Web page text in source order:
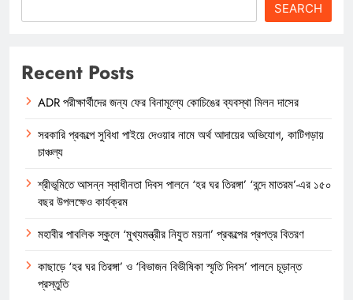
SEARCH
Recent Posts
ADR পরীক্ষার্থীদের জন্য ফের বিনামূল্যে কোচিঙের ব্যবস্থা মিলন দাসের
সরকারি প্রকল্পে সুবিধা পাইয়ে দেওয়ার নামে অর্থ আদায়ের অভিযোগ, কাটিগড়ায়
চাঞ্চল্য
শ্রীভূমিতে আসন্ন স্বাধীনতা দিবস পালনে ‘হর ঘর তিরঙ্গা’ ‘বন্দে মাতরম’-এর ১৫০
বছর উপলক্ষেও কার্যক্রম
মহাবীর পাবলিক স্কুলে ‘মুখ্যমন্ত্রীর নিযুত ময়না’ প্রকল্পের প্রপত্র বিতরণ
কাছাড়ে ‘হর ঘর তিরঙ্গা’ ও ‘বিভাজন বিভীষিকা স্মৃতি দিবস’ পালনে চূড়ান্ত
প্রস্তুতি